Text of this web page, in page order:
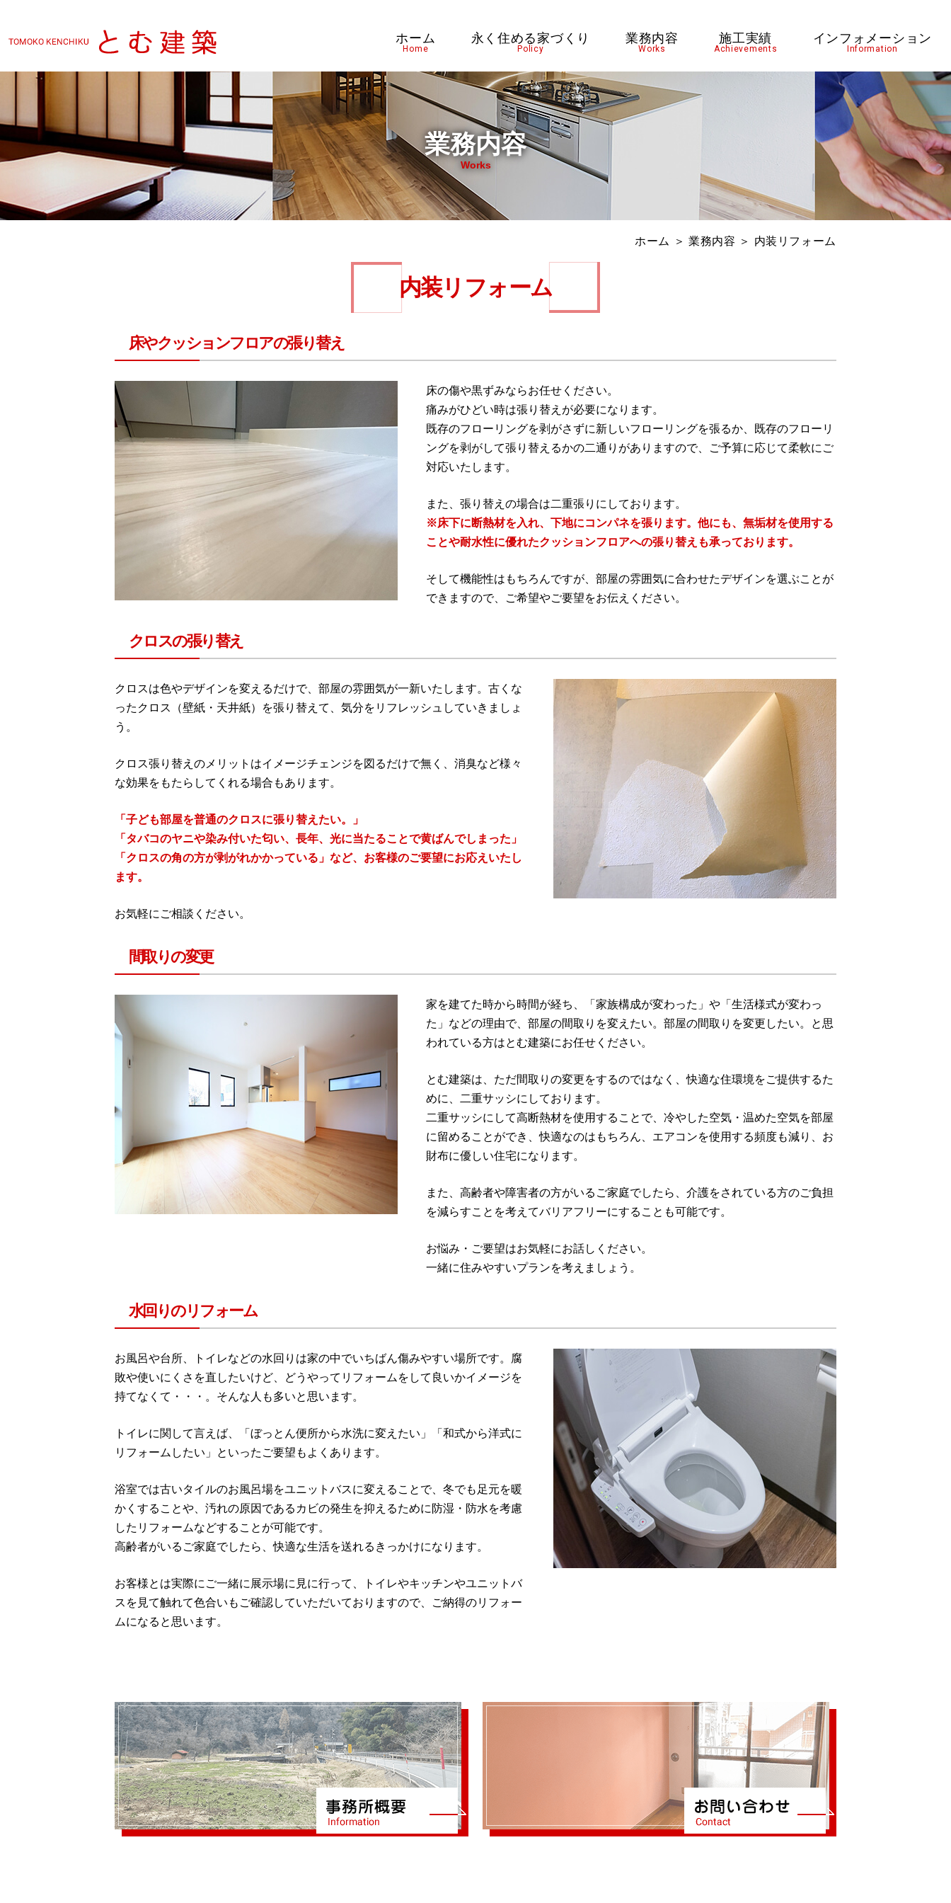
ホーム
Home
永く住める家づくり
Policy
業務内容
Works
施工実績
Achievements
インフォメーション
Information
業務内容
Works
ホーム ＞ 業務内容 ＞ 内装リフォーム
内装リフォーム
床やクッションフロアの張り替え
床の傷や黒ずみならお任せください。
痛みがひどい時は張り替えが必要になります。
既存のフローリングを剥がさずに新しいフローリングを張るか、既存のフローリ
ングを剥がして張り替えるかの二通りがありますので、ご予算に応じて柔軟にご
対応いたします。
また、張り替えの場合は二重張りにしております。
※床下に断熱材を入れ、下地にコンパネを張ります。他にも、無垢材を使用する
ことや耐水性に優れたクッションフロアへの張り替えも承っております。
そして機能性はもちろんですが、部屋の雰囲気に合わせたデザインを選ぶことが
できますので、ご希望やご要望をお伝えください。
クロスの張り替え
クロスは色やデザインを変えるだけで、部屋の雰囲気が一新いたします。古くな
ったクロス（壁紙・天井紙）を張り替えて、気分をリフレッシュしていきましょ
う。
クロス張り替えのメリットはイメージチェンジを図るだけで無く、消臭など様々
な効果をもたらしてくれる場合もあります。
「子ども部屋を普通のクロスに張り替えたい。」
「タバコのヤニや染み付いた匂い、長年、光に当たることで黄ばんでしまった」
「クロスの角の方が剥がれかかっている」など、お客様のご要望にお応えいたし
ます。
お気軽にご相談ください。
間取りの変更
家を建てた時から時間が経ち、「家族構成が変わった」や「生活様式が変わっ
た」などの理由で、部屋の間取りを変えたい。部屋の間取りを変更したい。と思
われている方はとむ建築にお任せください。
とむ建築は、ただ間取りの変更をするのではなく、快適な住環境をご提供するた
めに、二重サッシにしております。
二重サッシにして高断熱材を使用することで、冷やした空気・温めた空気を部屋
に留めることができ、快適なのはもちろん、エアコンを使用する頻度も減り、お
財布に優しい住宅になります。
また、高齢者や障害者の方がいるご家庭でしたら、介護をされている方のご負担
を減らすことを考えてバリアフリーにすることも可能です。
お悩み・ご要望はお気軽にお話しください。
一緒に住みやすいプランを考えましょう。
水回りのリフォーム
お風呂や台所、トイレなどの水回りは家の中でいちばん傷みやすい場所です。腐
敗や使いにくさを直したいけど、どうやってリフォームをして良いかイメージを
持てなくて・・・。そんな人も多いと思います。
トイレに関して言えば、「ぼっとん便所から水洗に変えたい」「和式から洋式に
リフォームしたい」といったご要望もよくあります。
浴室では古いタイルのお風呂場をユニットバスに変えることで、冬でも足元を暖
かくすることや、汚れの原因であるカビの発生を抑えるために防湿・防水を考慮
したリフォームなどすることが可能です。
高齢者がいるご家庭でしたら、快適な生活を送れるきっかけになります。
お客様とは実際にご一緒に展示場に見に行って、トイレやキッチンやユニットバ
スを見て触れて色合いもご確認していただいておりますので、ご納得のリフォー
ムになると思います。